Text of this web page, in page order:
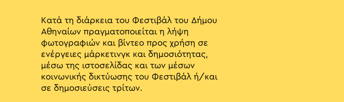
Κατά τη διάρκεια του Φεστιβάλ του Δήμου
Αθηναίων πραγματοποιείται η λήψη
φωτογραφιών και βίντεο προς χρήση σε
ενέργειες μάρκετινγκ και δημοσιότητας,
μέσω της ιστοσελίδας και των μέσων
κοινωνικής δικτύωσης του Φεστιβάλ ή/και
σε δημοσιεύσεις τρίτων.